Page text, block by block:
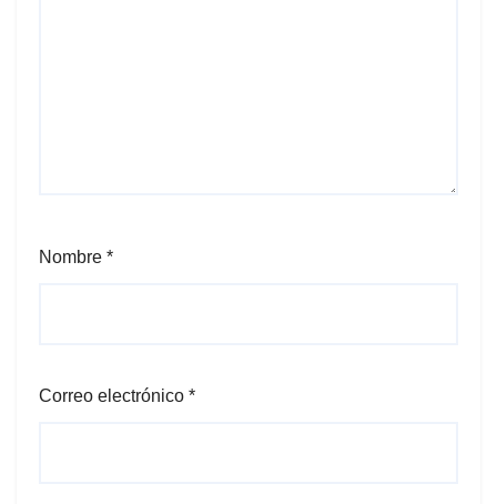
Nombre *
Correo electrónico *